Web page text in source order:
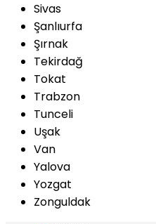
Sivas
Şanlıurfa
Şırnak
Tekirdağ
Tokat
Trabzon
Tunceli
Uşak
Van
Yalova
Yozgat
Zonguldak